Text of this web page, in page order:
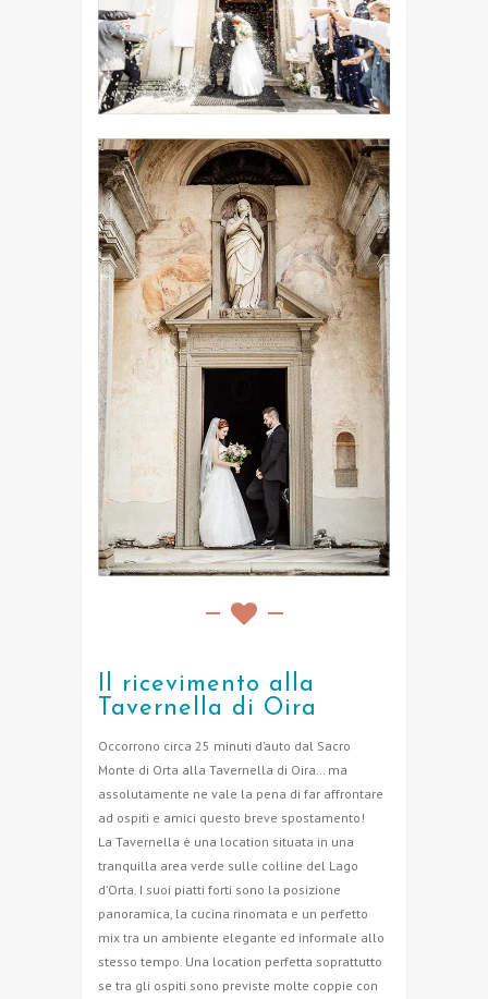
Il ricevimento alla
Tavernella di Oira
Occorrono circa 25 minuti d’auto dal Sacro
Monte di Orta alla Tavernella di Oira… ma
assolutamente ne vale la pena di far affrontare
ad ospiti e amici questo breve spostamento!
La Tavernella è una location situata in una
tranquilla area verde sulle colline del Lago
d’Orta. I suoi piatti forti sono la posizione
panoramica, la cucina rinomata e un perfetto
mix tra un ambiente elegante ed informale allo
stesso tempo. Una location perfetta soprattutto
se tra gli ospiti sono previste molte coppie con